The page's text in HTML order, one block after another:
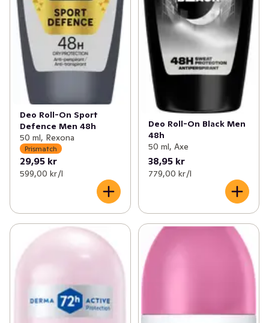
Deo Roll-On Sport
Defence Men 48h
50 ml, Rexona
Prismatch
29,95 kr
599,00 kr /l
Deo Roll-On Black Men
48h
50 ml, Axe
38,95 kr
779,00 kr /l